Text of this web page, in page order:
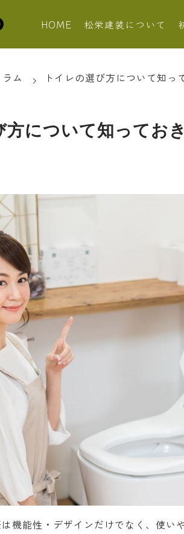
HOME 松栄建装について
ラム トイレの選び方について知っ
方について知ってお
機能性・デザインだけでなく、使い